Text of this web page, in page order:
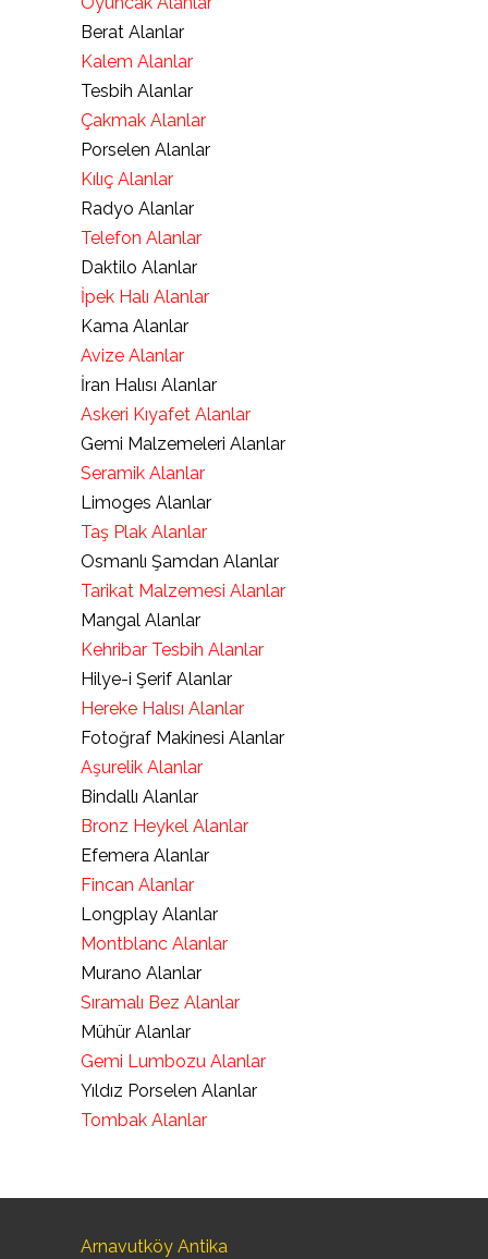
Berat Alanlar
Kalem Alanlar
Tesbih Alanlar
Çakmak Alanlar
Porselen Alanlar
Kılıç Alanlar
Radyo Alanlar
Telefon Alanlar
Daktilo Alanlar
İpek Halı Alanlar
Kama Alanlar
Avize Alanlar
İran Halısı Alanlar
Askeri Kıyafet Alanlar
Gemi Malzemeleri Alanlar
Seramik Alanlar
Limoges Alanlar
Taş Plak Alanlar
Osmanlı Şamdan Alanlar
Tarikat Malzemesi Alanlar
Mangal Alanlar
Kehribar Tesbih Alanlar
Hilye-i Şerif Alanlar
Hereke Halısı Alanlar
Fotoğraf Makinesi Alanlar
Aşurelik Alanlar
Bindallı Alanlar
Bronz Heykel Alanlar
Efemera Alanlar
Fincan Alanlar
Longplay Alanlar
Montblanc Alanlar
Murano Alanlar
Sıramalı Bez Alanlar
Mühür Alanlar
Gemi Lumbozu Alanlar
Yıldız Porselen Alanlar
Tombak Alanlar
Arnavutköy Antika